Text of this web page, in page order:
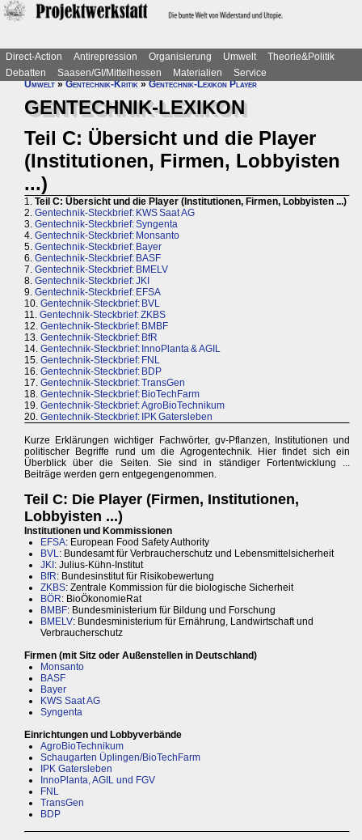
Direct-Action Antirepression Organisierung Umwelt
Theorie&Politik
Debatten
Saasen/GI/Mittelhessen Materialien
Service
Umwelt»Gentechnik-Kritik»Gentechnik-Lexikon Player
GENTECHNIK-LEXIKON
Teil C: Übersicht und die Player
(Institutionen, Firmen, Lobbyisten
...)
1. Teil C: Übersicht und die Player (Institutionen, Firmen, Lobbyisten ...)
2. Gentechnik-Steckbrief: KWS Saat AG
3. Gentechnik-Steckbrief: Syngenta
4. Gentechnik-Steckbrief: Monsanto
5. Gentechnik-Steckbrief: Bayer
6. Gentechnik-Steckbrief: BASF
7. Gentechnik-Steckbrief: BMELV
8. Gentechnik-Steckbrief: JKI
9. Gentechnik-Steckbrief: EFSA
10. Gentechnik-Steckbrief: BVL
11. Gentechnik-Steckbrief: ZKBS
12. Gentechnik-Steckbrief: BMBF
13. Gentechnik-Steckbrief: BfR
14. Gentechnik-Steckbrief: InnoPlanta & AGIL
15. Gentechnik-Steckbrief: FNL
16. Gentechnik-Steckbrief: BDP
17. Gentechnik-Steckbrief: TransGen
18. Gentechnik-Steckbrief: BioTechFarm
19. Gentechnik-Steckbrief: AgroBioTechnikum
20. Gentechnik-Steckbrief: IPK Gatersleben
Kurze Erklärungen wichtiger Fachwörter, gv-Pflanzen, Institutionen und
politischer Begriffe rund um die Agrogentechnik. Hier findet sich ein
Überblick über die Seiten. Sie sind in ständiger Fortentwicklung ...
Beiträge werden gern entgegengenommen.
Teil C: Die Player (Firmen, Institutionen,
Lobbyisten ...)
Institutionen und Kommissionen
EFSA: European Food Safety Authority
BVL: Bundesamt für Verbraucherschutz und Lebensmittelsicherheit
JKI : Julius-Kühn-Institut
BfR: Bundesinstitut für Risikobewertung
ZKBS: Zentrale Kommission für die biologische Sicherheit
BÖR: BioÖkonomieRat
BMBF: Bundesministerium für Bildung und Forschung
BMELV: Bundesministerium für Ernährung, Landwirtschaft und
Verbraucherschutz
Firmen (mit Sitz oder Außenstellen in Deutschland)
Monsanto
BASF
Bayer
KWS Saat AG
Syngenta
Einrichtungen und Lobbyverbände
AgroBioTechnikum
Schaugarten Üplingen/BioTechFarm
IPK Gatersleben
InnoPlanta, AGIL und FGV
FNL
TransGen
BDP